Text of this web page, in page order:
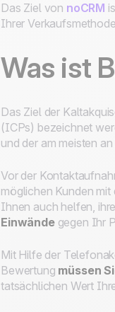
Das Ziel von noCRM
Ihrer
Was ist
Das Ziel der
(ICPs) bezeichnet
und der am meisten
Vor der
möglichen Kunden
Ihnen auch helfen,
Einwändegegen Ihr
Mit Hilfe der
Bewertung müssen
tatsächlichen Wert